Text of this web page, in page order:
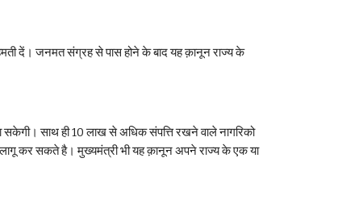
दें। जनमत संग्रह से पास होने के बाद यह क़ानून राज्य के
सकेगी। साथ ही 10 लाख से अधिक संपत्ति रखने वाले नागरिको
कर सकते है। मुख्यमंत्री भी यह क़ानून अपने राज्य के एक या